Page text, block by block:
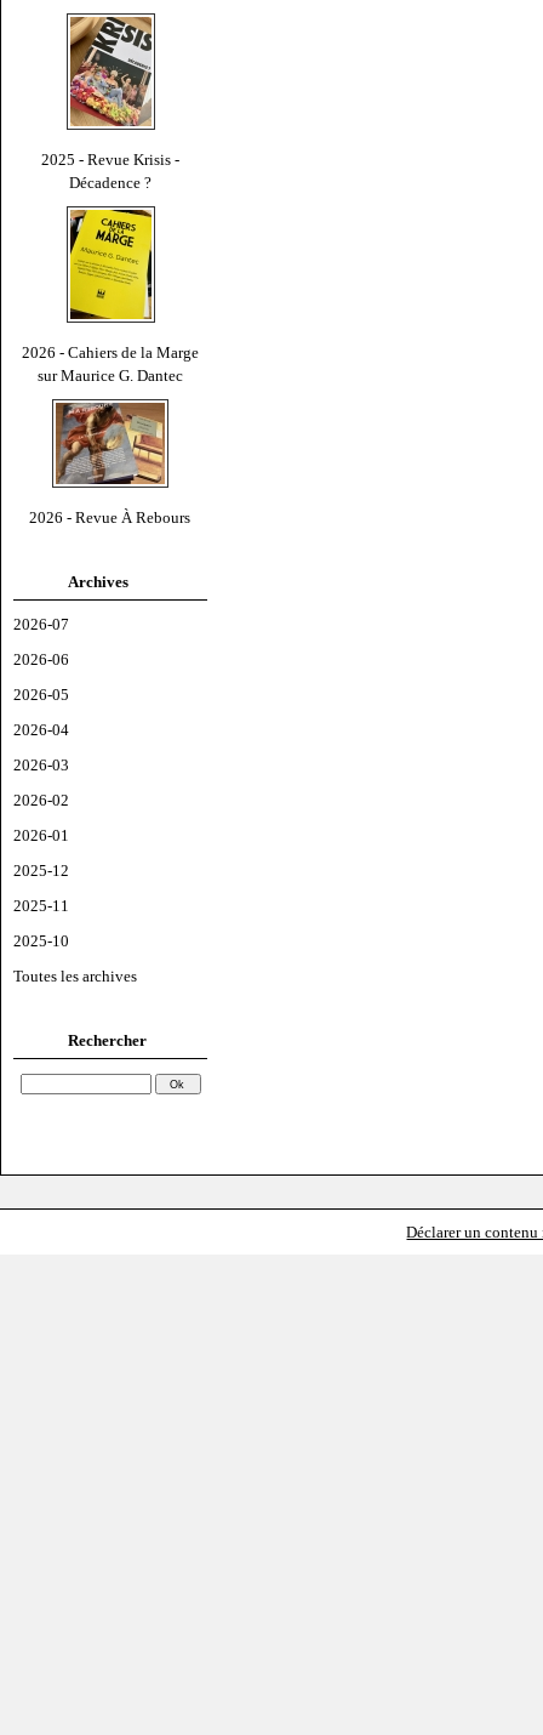
2025 - Revue Krisis -
Décadence ?
2026 - Cahiers de la Marge
sur Maurice G. Dantec
2026 - Revue À Rebours
Archives
2026-07
2026-06
2026-05
2026-04
2026-03
2026-02
2026-01
2025-12
2025-11
2025-10
Toutes les archives
Rechercher
Déclarer un